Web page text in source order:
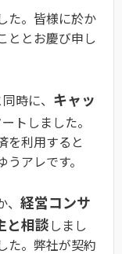
た。皆様に於か
ととお慶び申し
時に、 キャッ
トしました。
を利用すると
アレです。
経営コンサ
と相談しまし
た。弊社が契約